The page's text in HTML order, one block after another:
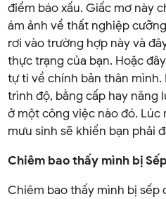
điềm báo xấu. Giấc mơ này
ám ảnh về thất nghiệp
rơi vào trường hợp này và
thực trạng của bạn. Hoặc
tự ti về chính bản thân
trình độ, bằng cấp hay năng
ở một công việc nào đó. Lúc
mưu sinh sẽ khiến bạn phải
Chiêm bao thấy mình bị
Chiêm bao thấy mình bị sếp